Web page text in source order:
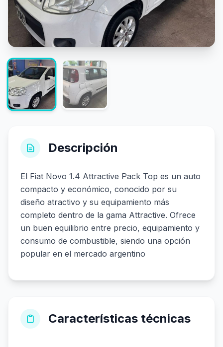
Descripción
El Fiat Novo 1.4 Attractive Pack Top es un auto
compacto y económico, conocido por su
diseño atractivo y su equipamiento más
completo dentro de la gama Attractive. Ofrece
un buen equilibrio entre precio, equipamiento y
consumo de combustible, siendo una opción
popular en el mercado argentino
Características técnicas